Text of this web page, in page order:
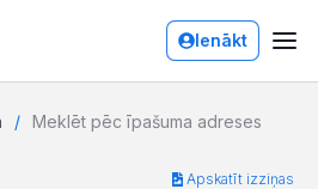
Ienākt
Meklēt pēc īpašuma adreses
Apskatīt izziņas